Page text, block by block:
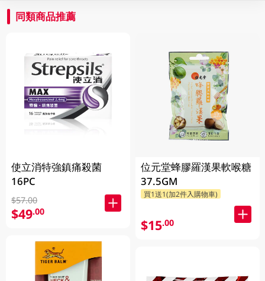
同類商品推薦
使立消特強鎮痛殺菌
16PC
$57.00
$49.00
位元堂蜂膠羅漢果軟喉糖
37.5GM
買1送1(加2件入購物車)
$15.00